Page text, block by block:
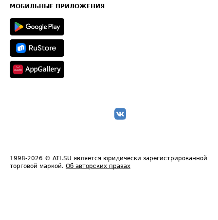
Техническая информация
МОБИЛЬНЫЕ ПРИЛОЖЕНИЯ
1998-2026 © ATI.SU является юридически зарегистрированной
торговой маркой. Об авторских правах